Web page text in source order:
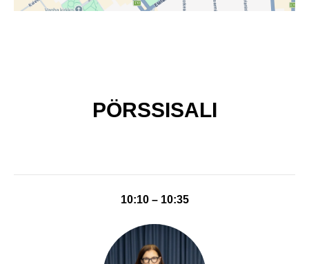
PÖRSSISALI
10:10 – 10:35